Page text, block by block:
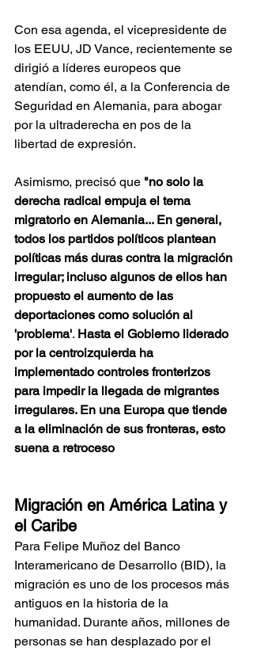
Con esa agenda, el vicepresidente de
los EEUU, JD Vance, recientemente se
dirigió a líderes europeos que
atendían, como él, a la Conferencia de
Seguridad en Alemania, para abogar
por la ultraderecha en pos de la
libertad de expresión.
Asimismo, precisó que "no solo la
derecha radical empuja el tema
migratorio en Alemania... En general,
todos los partidos políticos plantean
políticas más duras contra la migración
irregular; incluso algunos de ellos han
propuesto el aumento de las
deportaciones como solución al
'problema'. Hasta el Gobierno liderado
por la centroizquierda ha
implementado controles fronterizos
para impedir la llegada de migrantes
irregulares. En una Europa que tiende
a la eliminación de sus fronteras, esto
suena a retroceso
Migración en América Latina y
el Caribe
Para Felipe Muñoz del Banco
Interamericano de Desarrollo (BID), la
migración es uno de los procesos más
antiguos en la historia de la
humanidad. Durante años, millones de
personas se han desplazado por el